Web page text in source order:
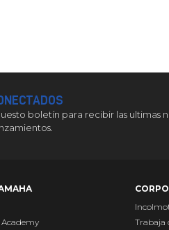
boletín para recibir las ultimas
Trabaja